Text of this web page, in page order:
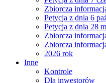
Zbiorcza
Petycja z dnia 6
Petycja z dnia 28
Zbiorcza
Zbiorcza
2026 rok
Inne
Kontrole
Dla inwestorów